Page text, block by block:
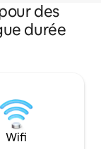
des
durée
Wifi